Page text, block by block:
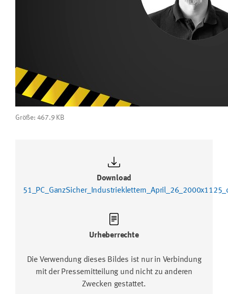
Click um das Bild in voller Größe anzuzeigen…
Größe: 467.9 KB
Download
Urheberrechte
Die Verwendung dieses Bildes ist nur in Verbindung
mit der Pressemitteilung und nicht zu anderen
Zwecken gestattet.